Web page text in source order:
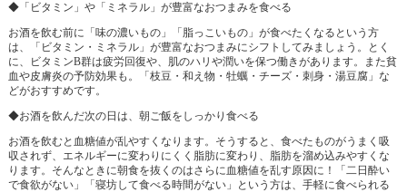
◆「ビタミン」や「ミネラル」が豊富なおつまみを食べる
お酒を飲む前に「味の濃いもの」「脂っこいもの」が食べたくなるという方
は、「ビタミン・ミネラル」が豊富なおつまみにシフトしてみましょう。とく
に、ビタミンB群は疲労回復や、肌のハリや潤いを保つ働きがあります。また貧
血や皮膚炎の予防効果も。「枝豆・和え物・牡蠣・チーズ・刺身・湯豆腐」な
どがおすすめです。
◆お酒を飲んだ次の日は、朝ご飯をしっかり食べる
お酒を飲むと血糖値が乱やすくなります。そうすると、食べたものがうまく吸
収されず、エネルギーに変わりにくく脂肪に変わり、脂肪を溜め込みやすくな
ります。そんなときに朝食を抜くのはさらに血糖値を乱す原因に！「二日酔い
で食欲がない」「寝坊して食べる時間がない」という方は、手軽に食べられる